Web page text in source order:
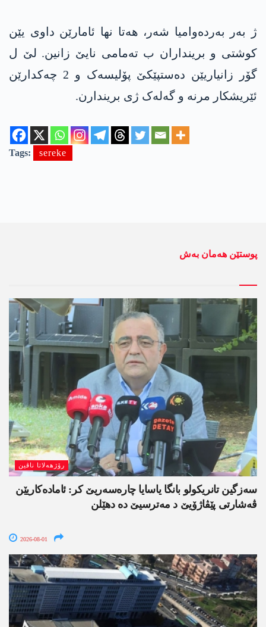
ژ بەر بەردەوامیا شەر، ھەتا نھا ئامارێن داوی یێن
کوشتی و برینداران ب تەمامی نایێ زانین. لێ ل
گۆر زانیاریێن دەستپێکێ پۆلیسەک و 2 چەکدارێن
ئێریشکار مرنە و گەلەک ژی بریندارن.
Tags: sereke
پوستێن ھەمان بەش
رۆژھەلاتا ناڤین
سەزگین تانریکولو بانگا یاسایا چارەسەریێ کر: ئامادەکاریێن
ڤەشارتی پێڤاژۆیێ د مەترسیێ دە دھێلن
2026-08-01